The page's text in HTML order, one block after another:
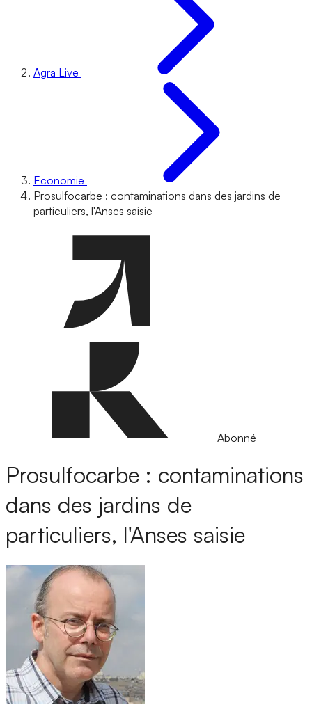
Agra Live
Economie
Prosulfocarbe : contaminations dans des jardins de
particuliers, l'Anses saisie
Abonné
Prosulfocarbe : contaminations
dans des jardins de
particuliers, l'Anses saisie